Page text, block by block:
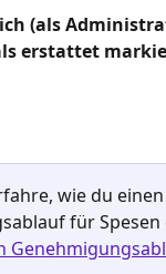
(als
erstattet
wie du einen
für